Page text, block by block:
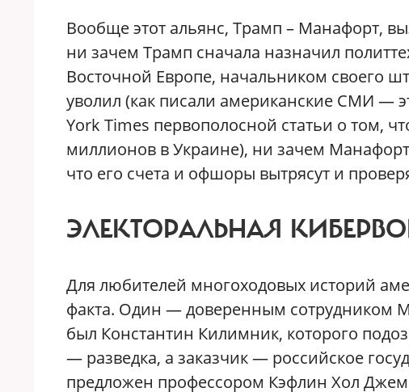
Вообще этот альянс, Трамп – Манафорт,
ни зачем Трамп сначала назначил
Восточной Европе, начальником своего
уволил (как писали американские СМИ —
York Times первополосной статьи о том,
миллионов в Украине), ни зачем Манафорт
что его счета и офшоры вытрясут и
ЭЛЕКТОРАЛЬНАЯ
Для любителей многоходовых историй
факта. Один — доверенным сотрудником
был Константин Килимник, которого
— разведка, а заказчик — российское
предложен профессором Кэфлин Хол